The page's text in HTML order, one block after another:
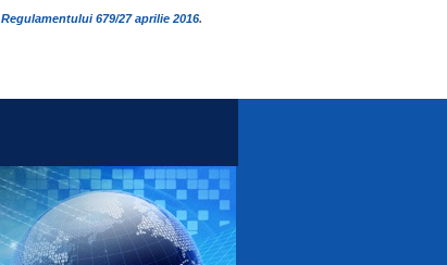
Regulamentului 679/27 aprilie 2016.